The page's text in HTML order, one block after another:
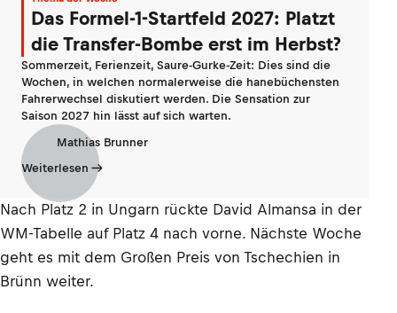
Das Formel-1-Startfeld 2027: Platzt
die Transfer-Bombe erst im Herbst?
Sommerzeit, Ferienzeit, Saure-Gurke-Zeit: Dies sind die
Wochen, in welchen normalerweise die hanebüchensten
Fahrerwechsel diskutiert werden. Die Sensation zur
Saison 2027 hin lässt auf sich warten.
Mathias Brunner
Weiterlesen
Nach Platz 2 in Ungarn rückte David Almansa in der
WM-Tabelle auf Platz 4 nach vorne. Nächste Woche
geht es mit dem Großen Preis von Tschechien in
Brünn weiter.